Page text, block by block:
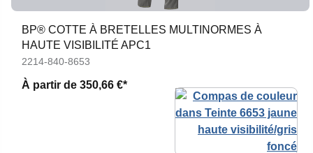
BP® COTTE À BRETELLES MULTINORMES À
HAUTE VISIBILITÉ APC1
2214-840-8653
À partir de 350,66 €*